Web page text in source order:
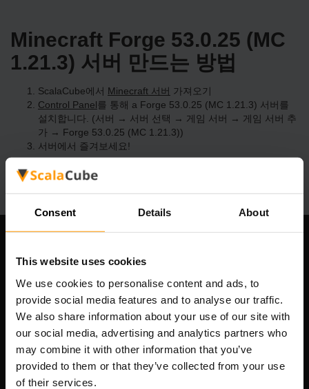
Consent Details About
This website uses cookies
We use cookies to personalise content and ads, to
provide social media features and to analyse our traffic.
We also share information about your use of our site with
our social media, advertising and analytics partners who
may combine it with other information that you’ve
provided to them or that they’ve collected from your use
of their services.
Minecraft Forge 53.0.25 (MC
1.21.3) 서버 만드는 방법
ScalaCube에서 Minecraft 서버 가져오기
Control Panel를 통해 a Forge 53.0.25 (MC 1.21.3) 서버를
설치합니다. (서버 → 서버 선택 → 게임 서버 → 게임 서버 추
가 → Forge 53.0.25 (MC 1.21.3))
서버에서 즐겨보세요!
Scalable Hosting Solutions OÜ
등록 코드: 14652605
VAT 번호: EE102133820
주소: Harju maakond, Tallinn, Kesklinna linnaosa,
Vesivärava tn 50-201, 10152